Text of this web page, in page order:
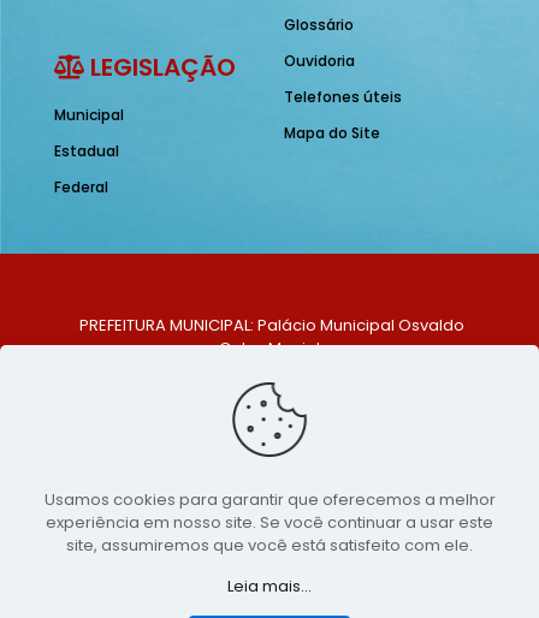
LEGISLAÇÃO
Municipal
Estadual
Federal
Glossário
Ouvidoria
Telefones úteis
Mapa do Site
PREFEITURA MUNICIPAL: Palácio Municipal Osvaldo
Celso Maciel
Centro, São Bento do Una - PE. CEP: 553370-128
TELEFONE: (81) 99548-1569
E-MAIL: ouvidoria@saobentodouna.pe.gov.br
Copyright 2021-2026 - Assessoria de Comunicação da
Prefeitura de São Bento do Una - PE
Página desenvolvida pela agência de
Usamos cookies para garantir que oferecemos a melhor
experiência em nosso site. Se você continuar a usar este
site, assumiremos que você está satisfeito com ele.
Leia mais...